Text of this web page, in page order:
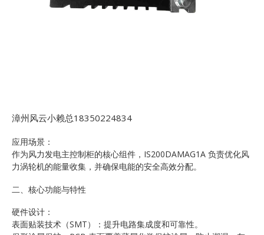
漳州风云小赖总18350224834
应用场景：
作为风力发电主控制柜的核心组件，IS200DAMAG1A 负责优化风
力涡轮机的能量收集，并确保电能的安全高效分配。
二、核心功能与特性
硬件设计：
表面贴装技术（SMT）：提升电路集成度和可靠性。